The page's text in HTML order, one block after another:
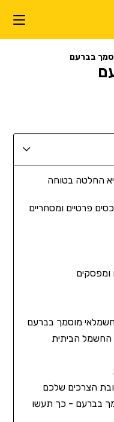
בברעם
החלטה בטוחה
פרטיים ומסחריים
ומפסקים
מוסמך בברעם
החשמל הביתית
הצרכים שלכם
בברעם - כך תעשו